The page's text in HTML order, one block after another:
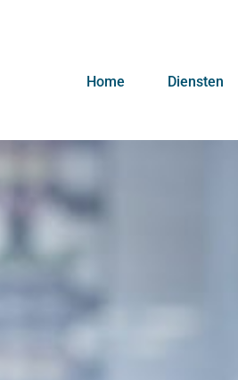
Home Diensten